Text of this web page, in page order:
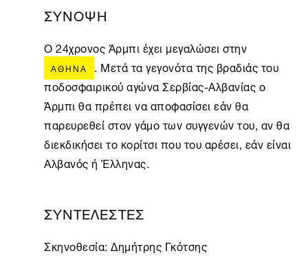
ΣΥΝΟΨΗ
Ο 24χρονος Άρμπι έχει μεγαλώσει στην
ΑΘΉΝΑ . Μετά τα γεγονότα της βραδιάς του
ποδοσφαιρικού αγώνα Σερβίας-Αλβανίας ο
Άρμπι θα πρέπει να αποφασίσει εάν θα
παρευρεθεί στον γάμο των συγγενών του, αν θα
διεκδικήσει το κορίτσι που του αρέσει, εάν είναι
Αλβανός ή Έλληνας.
ΣΥΝΤΕΛΕΣΤΕΣ
Σκηνοθεσία: Δημήτρης Γκότσης